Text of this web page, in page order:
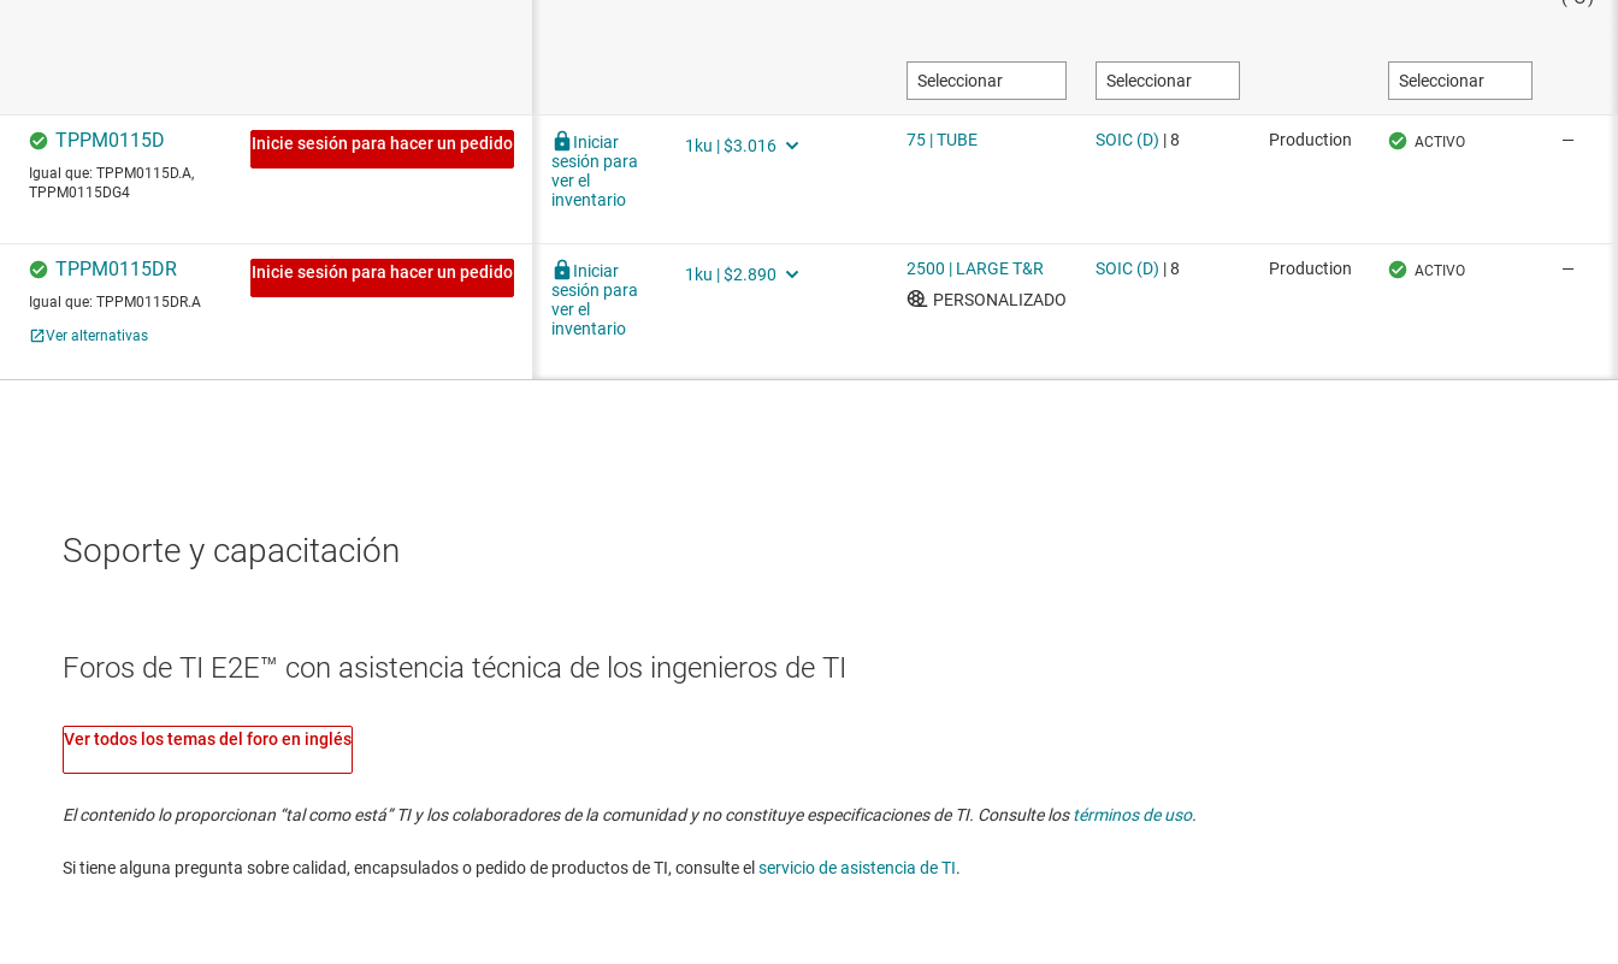
Soporte y capacitación
Foros de TI E2E™ con asistencia técnica de los ingenieros de TI
Ver todos los temas del foro en inglés
El contenido lo proporcionan “tal como está” TI y los colaboradores de la comunidad y no constituye especificaciones de TI. Consulte lostérminos de uso.
Si tiene alguna pregunta sobre calidad, encapsulados o pedido de productos de TI, consulte el servicio de asistencia de TI. ​​​​​​​​​​​​​​